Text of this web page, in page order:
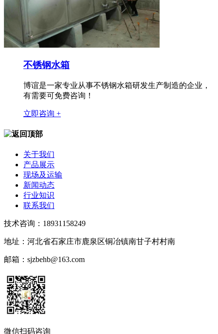
不锈钢水箱
博谊是一家专业从事不锈钢水箱研发生产制造的企业，
有需要可免费咨询！
立即咨询 +
关于我们
产品展示
现场及运输
新闻动态
行业知识
联系我们
技术咨询：18931158249
地址：河北省石家庄市鹿泉区铜冶镇南甘子村村南
邮箱：sjzbehb@163.com
微信扫码咨询